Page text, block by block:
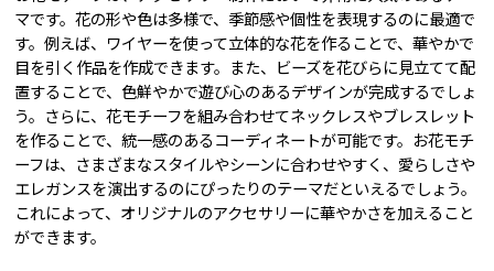
マです。花の形や色は多様で、季節感や個性を表現するのに最適で
す。例えば、ワイヤーを使って立体的な花を作ることで、華やかで
目を引く作品を作成できます。また、ビーズを花びらに見立てて配
置することで、色鮮やかで遊び心のあるデザインが完成するでしょ
う。さらに、花モチーフを組み合わせてネックレスやブレスレット
を作ることで、統一感のあるコーディネートが可能です。お花モチ
ーフは、さまざまなスタイルやシーンに合わせやすく、愛らしさや
エレガンスを演出するのにぴったりのテーマだといえるでしょう。
これによって、オリジナルのアクセサリーに華やかさを加えること
ができます。